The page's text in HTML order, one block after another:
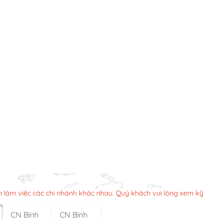
làm việc các chi nhánh khác nhau. Quý khách vui lòng xem kỹ
CN Bình CN Bình